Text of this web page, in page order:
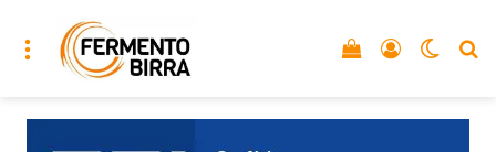
Menu Accedi
Vedi il carrello